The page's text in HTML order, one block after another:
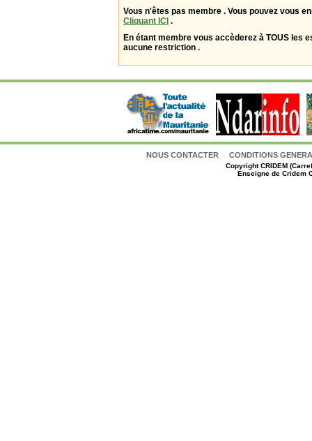
Vous n'êtes pas membre . Vous pouvez vous
Cliquant ICI .
En étant membre vous accèderez à TOUS les
aucune restriction .
NOUS CONTACTER CONDITIONS
CopyrightCRIDEM
Enseigne de Cridem